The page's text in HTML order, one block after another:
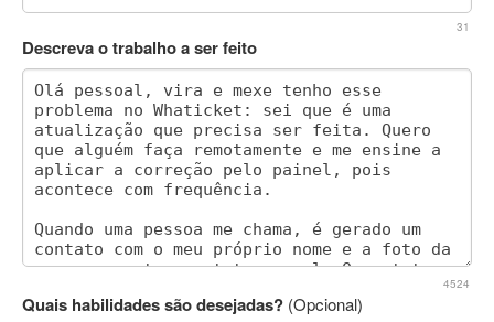
31
Descreva o trabalho a ser feito
4524
Quais habilidades são desejadas? (Opcional)